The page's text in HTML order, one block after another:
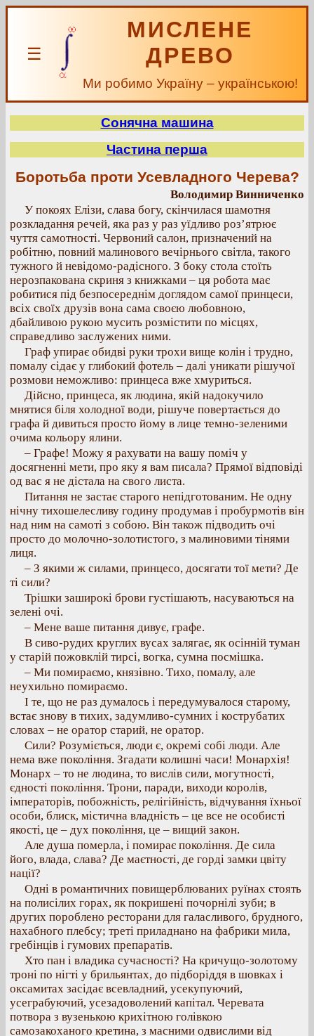
☰
МИСЛЕНЕ
ДРЕВО
Ми робимо Україну – українською!
Сонячна машина
Частина перша
Боротьба проти Усевладного Черева?
Володимир Винниченко
У покоях Елізи, слава богу, скінчилася шамотня
розкладання речей, яка раз у раз уїдливо роз’ятрює
чуття самотності. Червоний салон, призначений на
робітню, повний малинового вечірнього світла, такого
тужного й невідомо-радісного. З боку стола стоїть
нерозпакована скриня з книжками – ця робота має
робитися під безпосереднім доглядом самої принцеси,
всіх своїх друзів вона сама своєю любовною,
дбайливою рукою мусить розмістити по місцях,
справедливо заслужених ними.
Граф упирає обидві руки трохи вище колін і трудно,
помалу сідає у глибокий фотель – далі уникати рішучої
розмови неможливо: принцеса вже хмуриться.
Дійсно, принцеса, як людина, якій надокучило
мнятися біля холодної води, рішуче повертається до
графа й дивиться просто йому в лице темно-зеленими
очима кольору ялини.
– Графе! Можу я рахувати на вашу поміч у
досягненні мети, про яку я вам писала? Прямої відповіді
од вас я не дістала на свого листа.
Питання не застає старого непідготованим. Не одну
нічну тихошелесливу годину продумав і пробурмотів він
над ним на самоті з собою. Він також підводить очі
просто до молочно-золотистого, з малиновими тінями
лиця.
– З якими ж силами, принцесо, досягати тої мети? Де
ті сили?
Трішки заширокі брови густішають, насуваються на
зелені очі.
– Мене ваше питання дивує, графе.
В сиво-рудих круглих вусах залягає, як осінній туман
у старій пожовклій тирсі, вогка, сумна посмішка.
– Ми помираємо, князівно. Тихо, помалу, але
неухильно помираємо.
І те, що не раз думалось і передумувалося старому,
встає знову в тихих, задумливо-сумних і кострубатих
словах – не оратор старий, не оратор.
Сили? Розуміється, люди є, окремі собі люди. Але
нема вже покоління. Згадати колишні часи! Монархія!
Монарх – то не людина, то вислів сили, могутності,
єдності покоління. Трони, паради, виходи королів,
імператорів, побожність, релігійність, відчування їхньої
особи, блиск, містична владність – це все не особисті
якості, це – дух покоління, це – вищий закон.
Але душа померла, і помирає покоління. Де сила
його, влада, слава? Де маєтності, де горді замки цвіту
нації?
Одні в романтичних повищерблюваних руїнах стоять
на полисілих горах, як покришені почорнілі зуби; в
других пороблено ресторани для галасливого, брудного,
нахабного плебсу; треті приладнано на фабрики мила,
гребінців і гумових препаратів.
Хто пан і владика сучасності? На кричущо-золотому
троні по нігті у брильянтах, до підборіддя в шовках і
оксамитах засідає всевладний, усекупуючий,
усеграбуючий, усезадоволений капітал. Черевата
потвора з вузенькою крихітною голівкою
самозакоханого кретина, з масними одвислими від